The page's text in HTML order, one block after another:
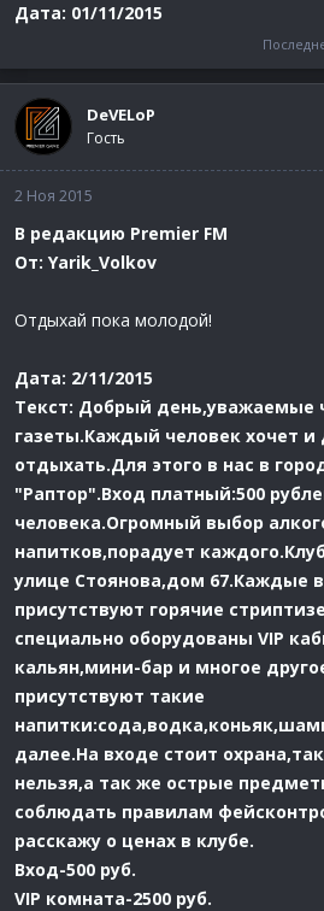
Дата: 01/11/2015
DeVELoP
Гость
2 Ноя 2015
В редакцию Premier FM
От: Yarik_Volkov
Отдыхай пока молодой!
Дата: 2/11/2015
Текст: Добрый день,уважаемые
газеты.Каждый человек хочет и
отдыхать.Для этого в нас в
"Раптор".Вход платный:500
человека.Огромный выбор
напитков,порадует
улице Стоянова,дом 67.Каждые
присутствуют горячие
специально оборудованы VIP
кальян,мини-бар и многое
присутствуют такие
далее.На входе стоит
нельзя,а так же острые
соблюдать правилам
расскажу о ценах в клубе.
Вход-500 руб.
VIP комната-2500 руб.